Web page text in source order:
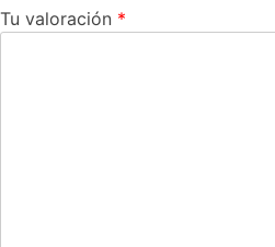
Tu valoración *